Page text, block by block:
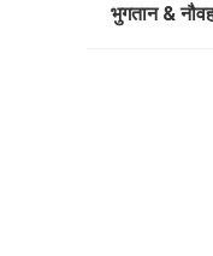
भुगतान &